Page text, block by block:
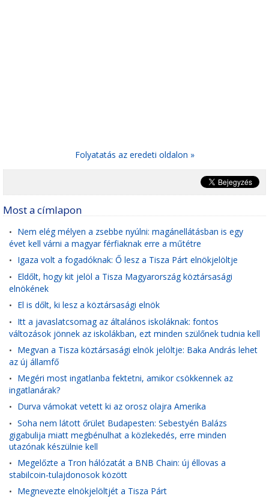
Folyatatás az eredeti oldalon »
Most a címlapon
• Nem elég mélyen a zsebbe nyúlni: magánellátásban is egy
évet kell várni a magyar férfiaknak erre a műtétre
• Igaza volt a fogadóknak: Ő lesz a Tisza Párt elnökjelöltje
• Eldőlt, hogy kit jelöl a Tisza Magyarország köztársasági
elnökének
• El is dőlt, ki lesz a köztársasági elnök
• Itt a javaslatcsomag az általános iskoláknak: fontos
változások jönnek az iskolákban, ezt minden szülőnek tudnia kell
• Megvan a Tisza köztársasági elnök jelöltje: Baka András lehet
az új államfő
• Megéri most ingatlanba fektetni, amikor csökkennek az
ingatlanárak?
• Durva vámokat vetett ki az orosz olajra Amerika
• Soha nem látott őrület Budapesten: Sebestyén Balázs
gigabulija miatt megbénulhat a közlekedés, erre minden
utazónak készülnie kell
• Megelőzte a Tron hálózatát a BNB Chain: új éllovas a
stabilcoin-tulajdonosok között
• Megnevezte elnökjelöltjét a Tisza Párt